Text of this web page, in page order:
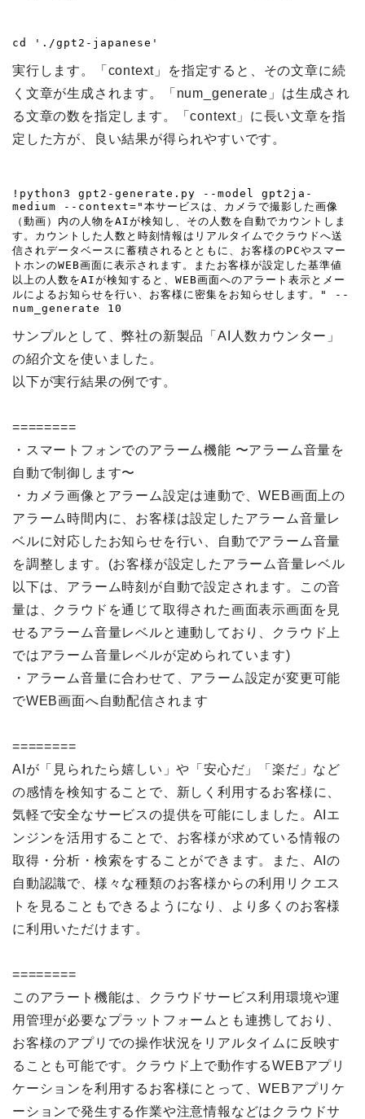
cd './gpt2-japanese'
実行します。「context」を指定すると、その文章に続
く文章が生成されます。「num_generate」は生成され
る文章の数を指定します。「context」に長い文章を指
定した方が、良い結果が得られやすいです。
!python3 gpt2-generate.py --model gpt2ja-
medium --context="本サービスは、カメラで撮影した画像
（動画）内の人物をAIが検知し、その人数を自動でカウントしま
す。カウントした人数と時刻情報はリアルタイムでクラウドへ送
信されデータベースに蓄積されるとともに、お客様のPCやスマー
トホンのWEB画面に表示されます。またお客様が設定した基準値
以上の人数をAIが検知すると、WEB画面へのアラート表示とメー
ルによるお知らせを行い、お客様に密集をお知らせします。" --
num_generate 10
サンプルとして、弊社の新製品「AI人数カウンター」
の紹介文を使いました。
以下が実行結果の例です。
========
・スマートフォンでのアラーム機能 〜アラーム音量を
自動で制御します〜
・カメラ画像とアラーム設定は連動で、WEB画面上の
アラーム時間内に、お客様は設定したアラーム音量レ
ベルに対応したお知らせを行い、自動でアラーム音量
を調整します。(お客様が設定したアラーム音量レベル
以下は、アラーム時刻が自動で設定されます。この音
量は、クラウドを通じて取得された画面表示画面を見
せるアラーム音量レベルと連動しており、クラウド上
ではアラーム音量レベルが定められています)
・アラーム音量に合わせて、アラーム設定が変更可能
でWEB画面へ自動配信されます
========
AIが「見られたら嬉しい」や「安心だ」「楽だ」など
の感情を検知することで、新しく利用するお客様に、
気軽で安全なサービスの提供を可能にしました。AIエ
ンジンを活用することで、お客様が求めている情報の
取得・分析・検索をすることができます。また、AIの
自動認識で、様々な種類のお客様からの利用リクエス
トを見ることもできるようになり、より多くのお客様
に利用いただけます。
========
このアラート機能は、クラウドサービス利用環境や運
用管理が必要なプラットフォームとも連携しており、
お客様のアプリでの操作状況をリアルタイムに反映す
ることも可能です。クラウド上で動作するWEBアプリ
ケーションを利用するお客様にとって、WEBアプリケ
ーションで発生する作業や注意情報などはクラウドサ